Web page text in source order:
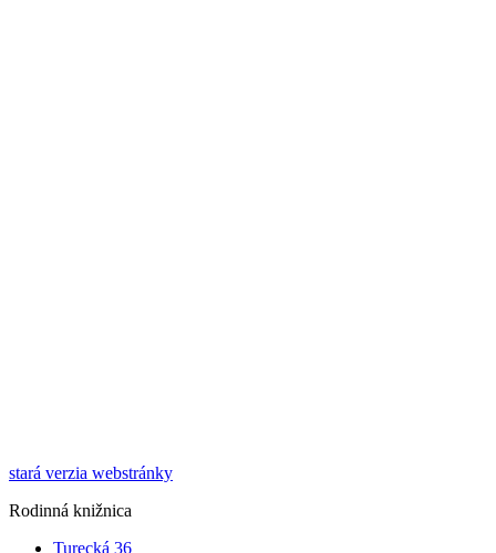
stará verzia webstránky
Rodinná knižnica
Turecká 36